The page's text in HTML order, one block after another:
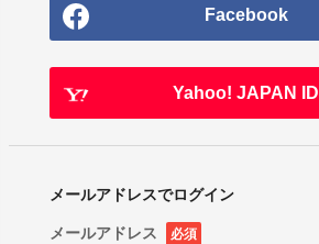
Facebook
Yahoo! JAPAN ID
メールアドレスでログイン
メールアドレス 必須